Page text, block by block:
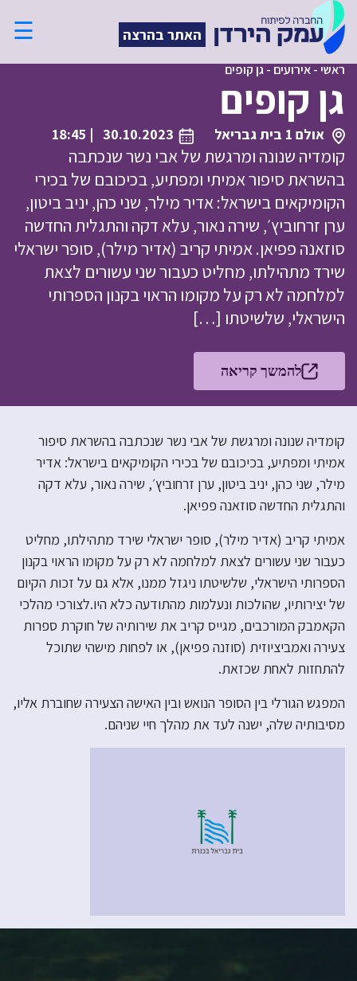
האתר בהרצה ☰
ראשי-אירועים -גן קופים
גן קופים
אולם 1 בית גבריאל 30.10.2023
| 18:45
קומדיה שנונה ומרגשת של אבי נשר שנכתבה
בהשראת סיפור אמיתי ומפתיע, בכיכובם של בכירי
הקומיקאים בישראל: אדיר מילר, שני כהן, יניב ביטון,
ערן זרחוביץ׳, שירה נאור, עלא דקה והתגלית החדשה
סוזאנה פפיאן. אמיתי קריב (אדיר מילר), סופר ישראלי
שירד מתהילתו, מחליט כעבור שני עשורים לצאת
למלחמה לא רק על מקומו הראוי בקנון הספרותי
הישראלי, שלשיטתו […]
להמשך קריאה
קומדיה שנונה ומרגשת של אבי נשר שנכתבה בהשראת סיפור
אמיתי ומפתיע, בכיכובם של בכירי הקומיקאים בישראל: אדיר
מילר, שני כהן, יניב ביטון, ערן זרחוביץ׳, שירה נאור, עלא דקה
והתגלית החדשה סוזאנה פפיאן.
אמיתי קריב (אדיר מילר), סופר ישראלי שירד מתהילתו, מחליט
כעבור שני עשורים לצאת למלחמה לא רק על מקומו הראוי בקנון
הספרותי הישראלי, שלשיטתו ניגזל ממנו, אלא גם על זכות הקיום
של יצירותיו, שהולכות ונעלמות מהתודעה כלא היו.לצורכי מהלכי
הקאמבק המורכבים, מגייס קריב את שירותיה של חוקרת ספרות
צעירה ואמביציוזית (סוזנה פפיאן), או לפחות מישהי שתוכל
להתחזות לאחת שכזאת.
המפגש הגורלי בין הסופר הנואש ובין האישה הצעירה שחוברת אליו,
מסיבותיה שלה, ישנה לעד את מהלך חיי שניהם.